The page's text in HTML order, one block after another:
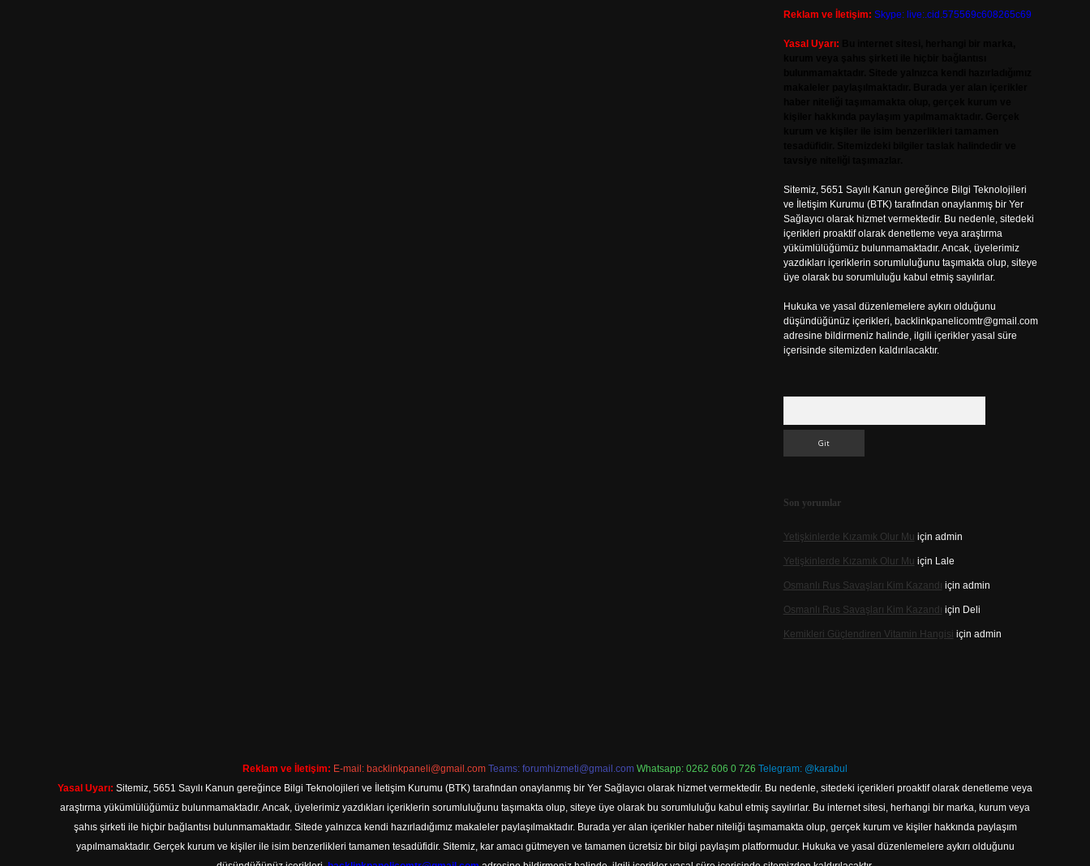
Reklam ve İletişim: Skype: live:.cid.575569c608265c69
Yasal Uyarı:
Sitemiz, 5651 Sayılı Kanun gereğince Bilgi Teknolojileri
ve İletişim Kurumu (BTK) tarafından onaylanmış bir Yer
Sağlayıcı olarak hizmet vermektedir. Bu nedenle, sitedeki
içerikleri proaktif olarak denetleme veya araştırma
yükümlülüğümüz bulunmamaktadır. Ancak, üyelerimiz
yazdıkları içeriklerin sorumluluğunu taşımakta olup, siteye
üye olarak bu sorumluluğu kabul etmiş sayılırlar.
Hukuka ve yasal düzenlemelere aykırı olduğunu
düşündüğünüz içerikleri, backlinkpanelicomtr@gmail.com
adresine bildirmeniz halinde, ilgili içerikler yasal süre
içerisinde sitemizden kaldırılacaktır.
Son yorumlar
Yetişkinlerde Kızamık Olur Mu için admin
Yetişkinlerde Kızamık Olur Mu için Lale
Osmanlı Rus Savaşları Kim Kazandı için admin
Osmanlı Rus Savaşları Kim Kazandı için Deli
Kemikleri Güçlendiren Vitamin Hangisi için admin
Reklam ve İletişim: E-mail: backlinkpaneli@gmail.com Teams: forumhizmeti@gmail.com Whatsapp: 0262 606 0 726 Telegram: @karabul
Yasal Uyarı: Sitemiz, 5651 Sayılı Kanun gereğince Bilgi Teknolojileri ve İletişim Kurumu (BTK) tarafından onaylanmış bir Yer Sağlayıcı olarak hizmet vermektedir. Bu nedenle, sitedeki içerikleri proaktif olarak denetleme veya
araştırma yükümlülüğümüz bulunmamaktadır. Ancak, üyelerimiz yazdıkları içeriklerin sorumluluğunu taşımakta olup, siteye üye olarak bu sorumluluğu kabul etmiş sayılırlar. Bu internet sitesi, herhangi bir marka, kurum veya
şahıs şirketi ile hiçbir bağlantısı bulunmamaktadır. Sitede yalnızca kendi hazırladığımız makaleler paylaşılmaktadır. Burada yer alan içerikler haber niteliği taşımamakta olup, gerçek kurum ve kişiler hakkında paylaşım
yapılmamaktadır. Gerçek kurum ve kişiler ile isim benzerlikleri tamamen tesadüfidir. Sitemiz, kar amacı gütmeyen ve tamamen ücretsiz bir bilgi paylaşım platformudur. Hukuka ve yasal düzenlemelere aykırı olduğunu